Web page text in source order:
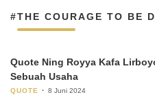
#THE COURAGE TO BE
Quote Ning Royya Kafa
Sebuah Usaha
QUOTE 8 Juni 2024